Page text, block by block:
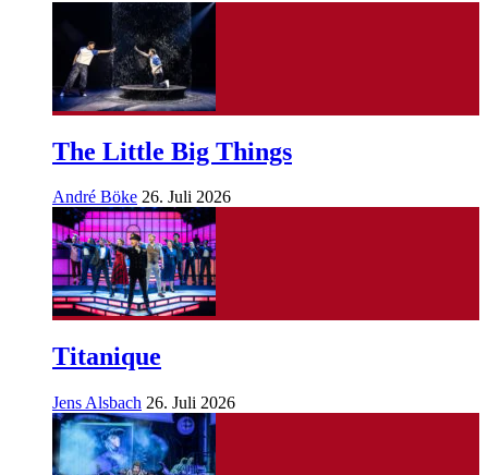
The Little Big Things
André Böke 26. Juli 2026
Titanique
Jens Alsbach 26. Juli 2026